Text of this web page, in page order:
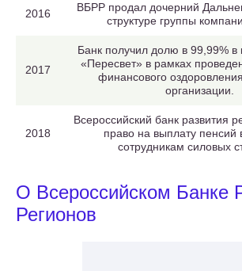
2016
ВБРР продал дочерний
структуре группы
2017
Банк получил долю в 99,99% в
«Пересвет» в рамках
финансового
организации.
2018
Всероссийский банк развития
право на выплату пенсий
сотрудникам силовых
О Всероссийском Банке
Регионов